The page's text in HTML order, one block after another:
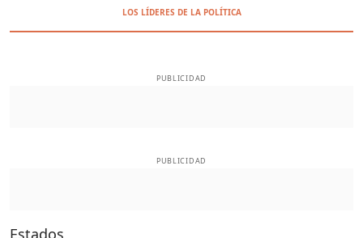
LOS LÍDERES DE LA POLÍTICA
PUBLICIDAD
PUBLICIDAD
Estados